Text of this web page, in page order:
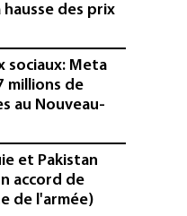
des prix
sociaux: Meta
millions de
au Nouveau-
et Pakistan
accord de
de l'armée)